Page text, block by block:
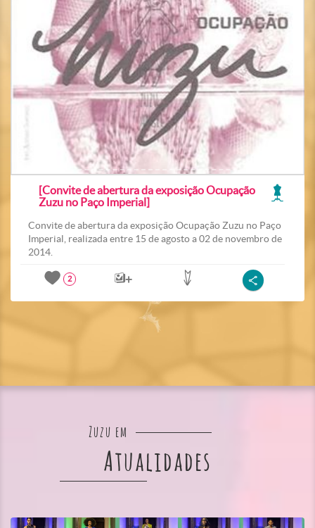
[Convite de abertura da exposição Ocupação
Zuzu no Paço Imperial]
Convite de abertura da exposição Ocupação Zuzu no Paço
Imperial, realizada entre 15 de agosto a 02 de novembro de
2014.
2
Zuzu em
Atualidades